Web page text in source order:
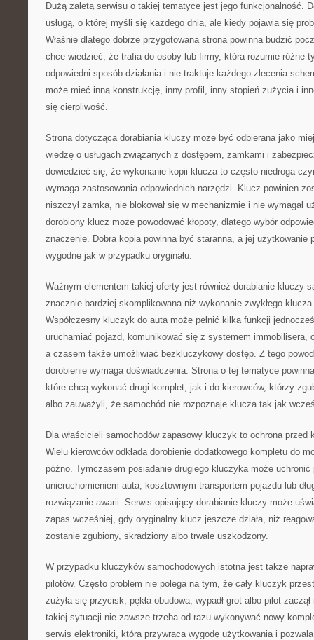
Dużą zaletą serwisu o takiej tematyce jest jego funkcjonalność.
usługą, o której myśli się każdego dnia, ale kiedy pojawia się
Właśnie dlatego dobrze przygotowana strona powinna budzić
chce wiedzieć, że trafia do osoby lub firmy, która rozumie różne
odpowiedni sposób działania i nie traktuje każdego zlecenia
może mieć inną konstrukcję, inny profil, inny stopień zużycia i
się cierpliwość.
Strona dotycząca dorabiania kluczy może być odbierana jako
wiedzę o usługach związanych z dostępem, zamkami i
dowiedzieć się, że wykonanie kopii klucza to często niedroga
wymaga zastosowania odpowiednich narzędzi. Klucz powinien
niszczył zamka, nie blokował się w mechanizmie i nie wymagał
dorobiony klucz może powodować kłopoty, dlatego wybór
znaczenie. Dobra kopia powinna być staranna, a jej użytkowanie
wygodne jak w przypadku oryginału.
Ważnym elementem takiej oferty jest również dorabianie kluczy
znacznie bardziej skomplikowana niż wykonanie zwykłego
Współczesny kluczyk do auta może pełnić kilka funkcji
uruchamiać pojazd, komunikować się z systemem immobilisera,
a czasem także umożliwiać bezkluczykowy dostęp. Z tego
dorobienie wymaga doświadczenia. Strona o tej tematyce
które chcą wykonać drugi komplet, jak i do kierowców, którzy
albo zauważyli, że samochód nie rozpoznaje klucza tak jak
Dla właścicieli samochodów zapasowy kluczyk to ochrona przed
Wielu kierowców odkłada dorobienie dodatkowego kompletu do
późno. Tymczasem posiadanie drugiego kluczyka może uchronić
unieruchomieniem auta, kosztownym transportem pojazdu lub
rozwiązanie awarii. Serwis opisujący dorabianie kluczy może
zapas wcześniej, gdy oryginalny klucz jeszcze działa, niż
zostanie zgubiony, skradziony albo trwale uszkodzony.
W przypadku kluczyków samochodowych istotna jest także
pilotów. Często problem nie polega na tym, że cały kluczyk
zużyła się przycisk, pękła obudowa, wypadł grot albo pilot
takiej sytuacji nie zawsze trzeba od razu wykonywać nowy
serwis elektroniki, która przywraca wygodę użytkowania i